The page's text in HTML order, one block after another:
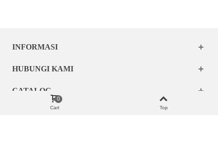
INFORMASI
HUBUNGI KAMI
CATALOG
Cart
0
Top